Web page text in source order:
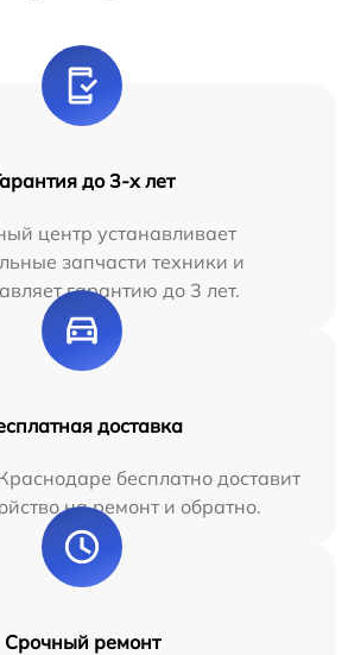
до 3-х лет
центр устанавливает
запчасти техники и
гарантию до 3 лет.
доставка
бесплатно доставит
на ремонт и обратно.
Срочный ремонт